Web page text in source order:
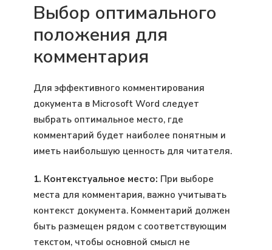
Выбор оптимального
положения для
комментария
Для эффективного комментирования
документа в Microsoft Word следует
выбрать оптимальное место, где
комментарий будет наиболее понятным и
иметь наибольшую ценность для читателя.
1. Контекстуальное место: При выборе
места для комментария, важно учитывать
контекст документа. Комментарий должен
быть размещен рядом с соответствующим
текстом, чтобы основной смысл не